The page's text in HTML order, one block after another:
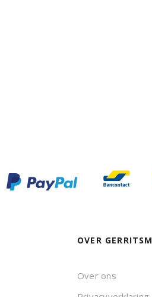
OVER
Over ons